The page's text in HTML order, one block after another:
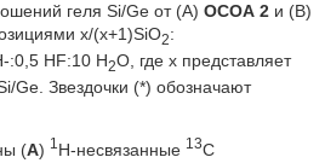
геля Si/Ge от (A) ОСОА 2и (B)
x/(x+1)SiO2:
HF:10 H2O, где x представляет
Ge. Звездочки (*) обозначают
(A) 1 H-несвязанные 13C